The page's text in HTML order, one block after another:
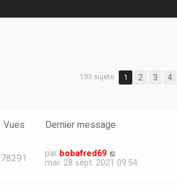
195 sujets 1 2 3 4
Vues Dernier message
78291 par bobafred69
mar. 28 sept. 2021 09:54